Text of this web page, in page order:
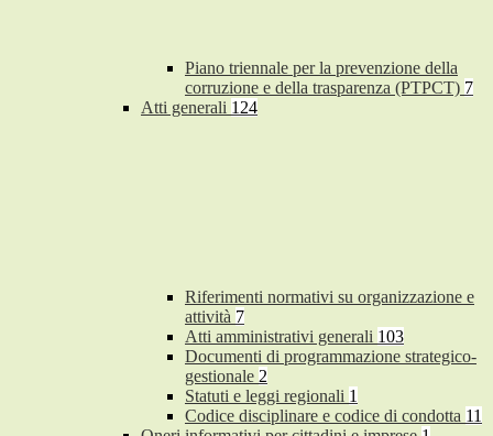
Piano triennale per la prevenzione della
corruzione e della trasparenza (PTPCT) 7
Atti generali 124
Riferimenti normativi su organizzazione e
attività 7
Atti amministrativi generali 103
Documenti di programmazione strategico-
gestionale 2
Statuti e leggi regionali 1
Codice disciplinare e codice di condotta 11